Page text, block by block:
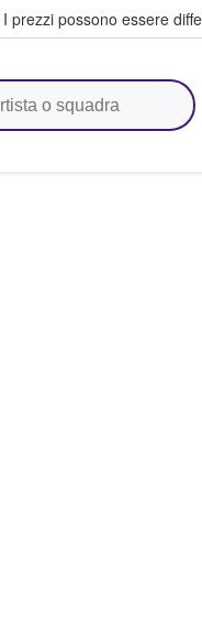
I prezzi possono essere